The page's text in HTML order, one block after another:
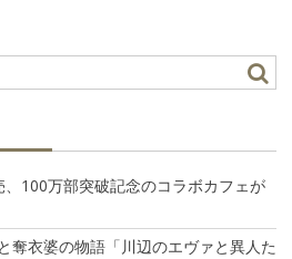
、100万部突破記念のコラボカフェが
奪衣婆の物語「川辺のエヴァと異人た